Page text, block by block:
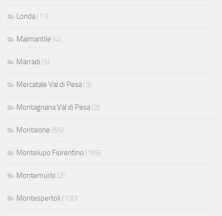
Londa(11)
Malmantile (4)
Marradi (5)
Mercatale Val di Pesa(3)
Montagnana Val di Pesa(2)
Montaione (55)
Montelupo Fiorentino (185)
Montemurlo (2)
Montespertoli (100)